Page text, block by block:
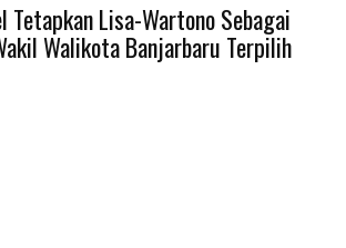
Tetapkan Lisa-Wartono Sebagai
Walikota Banjarbaru Terpilih